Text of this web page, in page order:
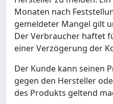
Monaten nach
gemeldeter Mangel gilt
Der Verbraucher haftet
einer Verzögerung der
Der Kunde kann seinen
gegen den Hersteller
des Produkts geltend